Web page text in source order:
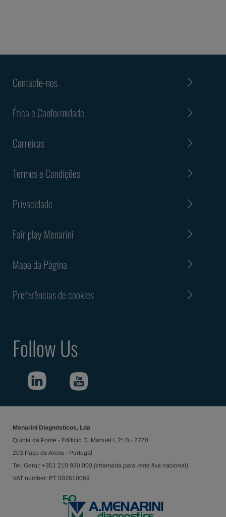
Contacte-nos
Ética e Conformidade
Carreiras
Termos e Condições
Privacidade
Fair play Menarini
Mapa da Página
Preferências de cookies
Follow Us
Menarini Diagnósticos, Lda
Quinta da Fonte - Edificio D. Manuel I, 2° B - 2770
203 Paço de Arcos - Portugal
Tel. Geral: +351 210 930 000 (chamada para rede fixa nacional)
VAT number: PT 502610069